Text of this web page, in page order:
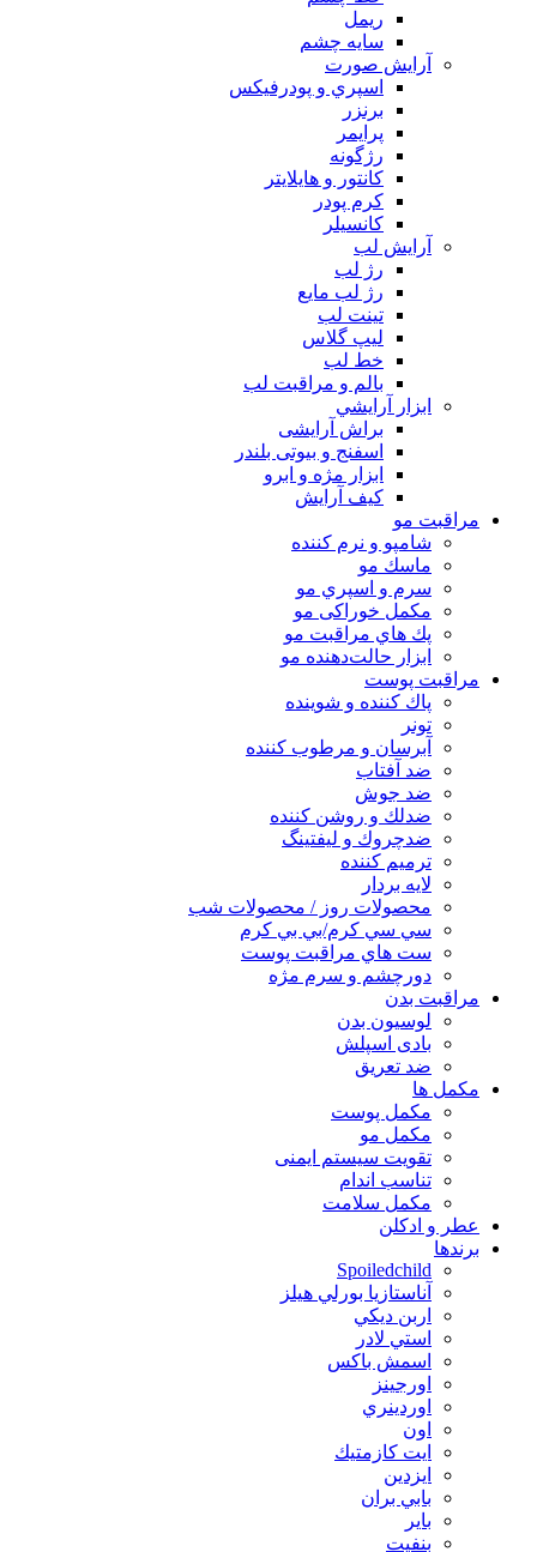
ريمل
سايه چشم
آرايش صورت
اسپري و پودرفيكس
برنزر
پرايمر
رژگونه
كانتور و هايلايتر
كرم پودر
كانسيلر
آرايش لب
رژ لب
رژ لب مایع
تینت لب
لیپ گلاس
خط لب
بالم و مراقبت لب
ابزار آرايشي
براش آرایشی
اسفنج و بیوتی بلندر
ابزار مژه و ابرو
کیف آرایش
مراقبت مو
شامپو و نرم كننده
ماسك مو
سرم و اسپري مو
مكمل خوراكی مو
پك هاي مراقبت مو
ابزار حالت‌دهنده مو
مراقبت پوست
پاك كننده و شوينده
تونر
آبرسان و مرطوب كننده
ضد آفتاب
ضد جوش
ضدلك و روشن كننده
ضدچروك و ليفتينگ
ترميم كننده
لايه بردار
محصولات روز / محصولات شب
سي سي كرم/بي بي كرم
ست هاي مراقبت پوست
دورچشم و سرم مژه
مراقبت بدن
لوسیون بدن
بادی اسپلش
ضد تعریق
مكمل ها
مکمل پوست
مکمل مو
تقویت سیستم ایمنی
تناسب اندام
مکمل سلامت
عطر و ادکلن
برندها
Spoiledchild
آناستازيا بورلي هيلز
اربن ديكي
استي لادر
اسمش باكس
اورجينز
اوردينري
اون
ايت كازمتيك
ايزدين
بابي بران
بایر
بنفيت